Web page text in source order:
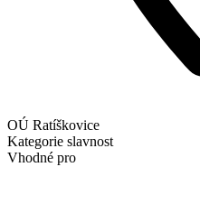
OÚ Ratíškovice
Kategorie slavnost
Vhodné pro